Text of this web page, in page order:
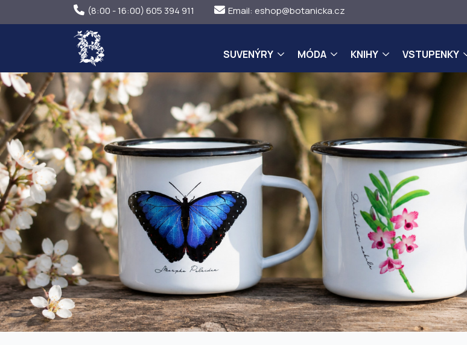
(8:00 - 16:00) 605 394 911 Email: eshop@botanicka.cz
SUVENÝRY MÓDA KNIHY VSTUPENKY